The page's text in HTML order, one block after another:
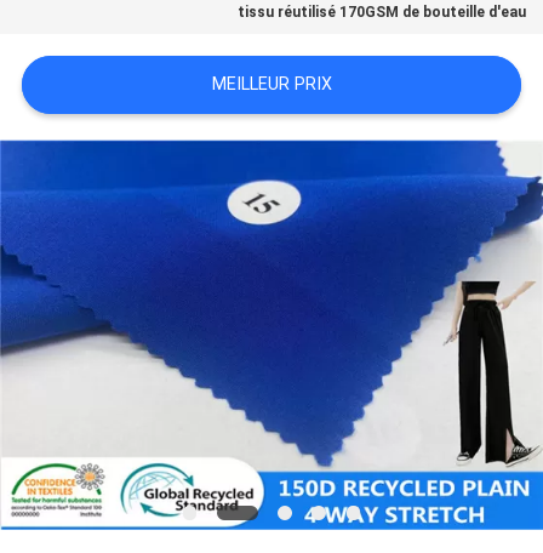
DU
SITE
PRIVACY
POLICY
tissu réutilisé 170GSM de bouteille d'eau
MEILLEUR PRIX